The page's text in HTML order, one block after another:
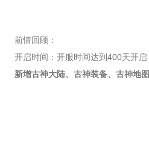
前情回顾：
开启时间：开服时间达到400天开启
新增古神大陆、 古神装备、 古神地图